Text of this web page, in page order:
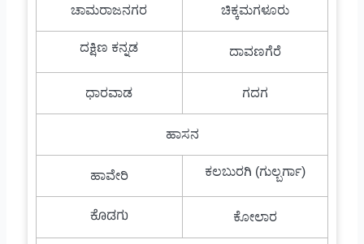
ಚಾಮರಾಜನಗರ ಚಿಕ್ಕಮಗಳೂರು
ದಕ್ಷಿಣ ಕನ್ನಡ ದಾವಣಗೆರೆ
ಧಾರವಾಡ ಗದಗ
ಹಾಸನ
ಹಾವೇರಿ ಕಲಬುರಗಿ (ಗುಲ್ಬರ್ಗಾ)
ಕೊಡಗು ಕೋಲಾರ